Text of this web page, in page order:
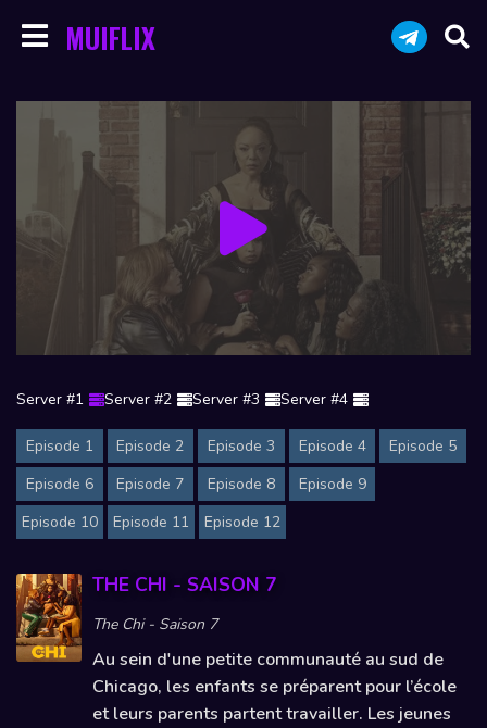
MUIFLIX
Server #1 Server #2 Server #3 Server #4
Episode 1 Episode 2 Episode 3 Episode 4
Episode 5
Episode 6
Episode 7 Episode 8
Episode 9
Episode 10
Episode 11 Episode 12
THE CHI - SAISON 7
The Chi - Saison 7
Au sein d'une petite communauté au sud de
Chicago, les enfants se préparent pour l’école
et leurs parents partent travailler. Les jeunes